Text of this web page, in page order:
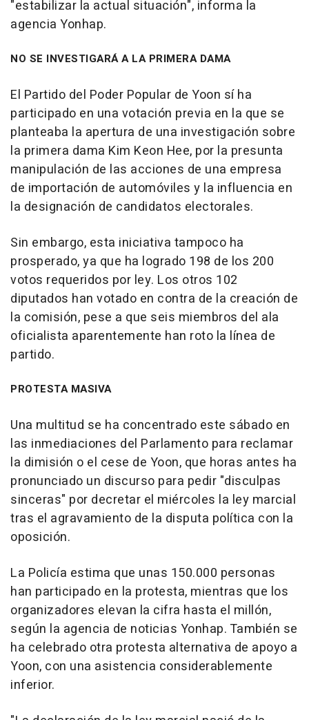
"estabilizar la actual situación", informa la
agencia Yonhap.
NO SE INVESTIGARÁ A LA PRIMERA DAMA
El Partido del Poder Popular de Yoon sí ha
participado en una votación previa en la que se
planteaba la apertura de una investigación sobre
la primera dama Kim Keon Hee, por la presunta
manipulación de las acciones de una empresa
de importación de automóviles y la influencia en
la designación de candidatos electorales.
Sin embargo, esta iniciativa tampoco ha
prosperado, ya que ha logrado 198 de los 200
votos requeridos por ley. Los otros 102
diputados han votado en contra de la creación de
la comisión, pese a que seis miembros del ala
oficialista aparentemente han roto la línea de
partido.
PROTESTA MASIVA
Una multitud se ha concentrado este sábado en
las inmediaciones del Parlamento para reclamar
la dimisión o el cese de Yoon, que horas antes ha
pronunciado un discurso para pedir "disculpas
sinceras" por decretar el miércoles la ley marcial
tras el agravamiento de la disputa política con la
oposición.
La Policía estima que unas 150.000 personas
han participado en la protesta, mientras que los
organizadores elevan la cifra hasta el millón,
según la agencia de noticias Yonhap. También se
ha celebrado otra protesta alternativa de apoyo a
Yoon, con una asistencia considerablemente
inferior.